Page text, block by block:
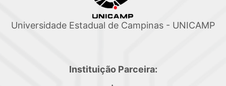
Universidade Estadual de Campinas - UNICAMP
Instituição Parceira: